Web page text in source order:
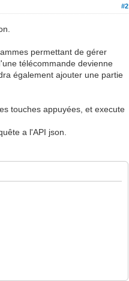
#2
permettant de gérer
télécommande devienne
également ajouter une partie
touches appuyées, et execute
a l'API json.